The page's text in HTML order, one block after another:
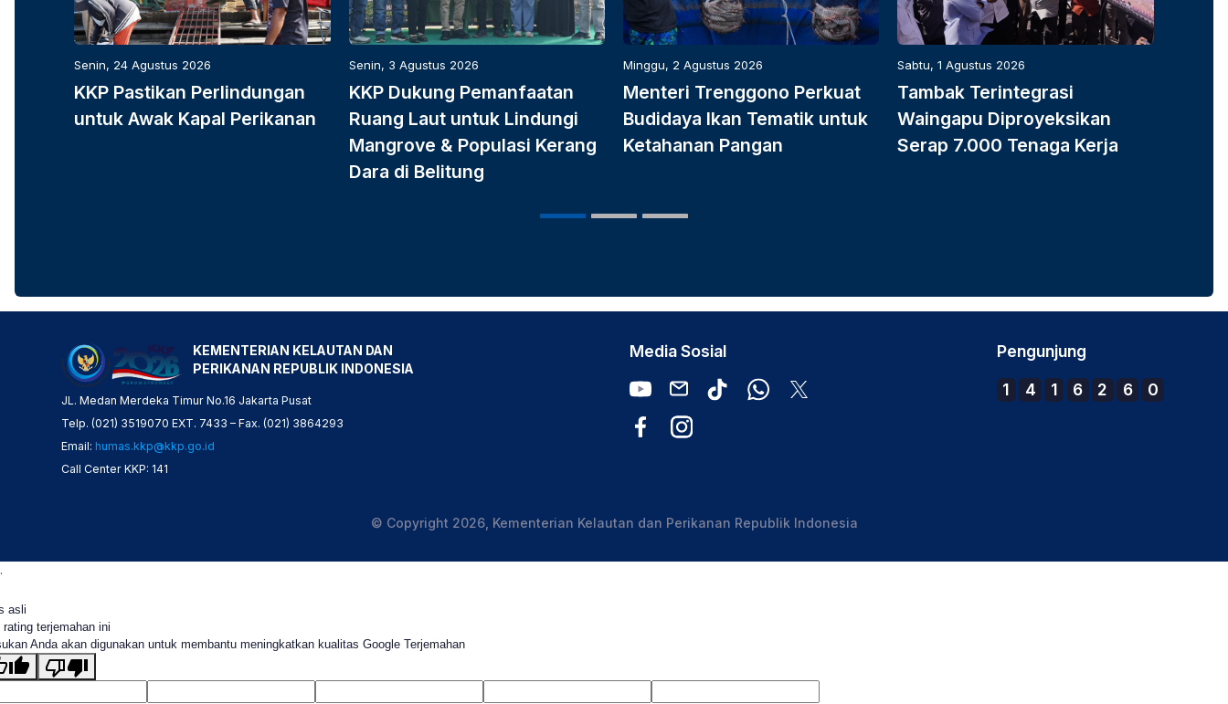
Senin, 24 Agustus 2026
KKP Pastikan Perlindungan
untuk Awak Kapal Perikanan
Senin, 3 Agustus 2026
KKP Dukung Pemanfaatan
Ruang Laut untuk Lindungi
Mangrove & Populasi Kerang
Dara di Belitung
Minggu, 2 Agustus 2026
Menteri Trenggono Perkuat
Budidaya Ikan Tematik untuk
Ketahanan Pangan
Sabtu, 1 Agustus 2026
Tambak Terintegrasi
Waingapu Diproyeksikan
Serap 7.000 Tenaga Kerja
KEMENTERIAN KELAUTAN DAN
PERIKANAN REPUBLIK INDONESIA
JL. Medan Merdeka Timur No.16 Jakarta Pusat
Telp. (021) 3519070 EXT. 7433 – Fax. (021) 3864293
Email: humas.kkp@kkp.go.id
Call Center KKP: 141
Media Sosial Pengunjung
1 4 1 6 2 6 0
© Copyright 2026, Kementerian Kelautan dan Perikanan Republik Indonesia
.
asli
rating terjemahan ini
Anda akan digunakan untuk membantu meningkatkan kualitas Google Terjemahan